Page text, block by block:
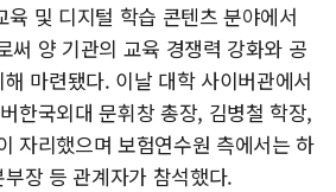
육 및 디지털 학습 콘텐츠 분야에서
써 양 기관의 교육 경쟁력 강화와 공
마련됐다. 이날 대학 사이버관에서
한국외대 문휘창 총장, 김병철 학장,
자리했으며 보험연수원 측에서는 하
장 등 관계자가 참석했다.